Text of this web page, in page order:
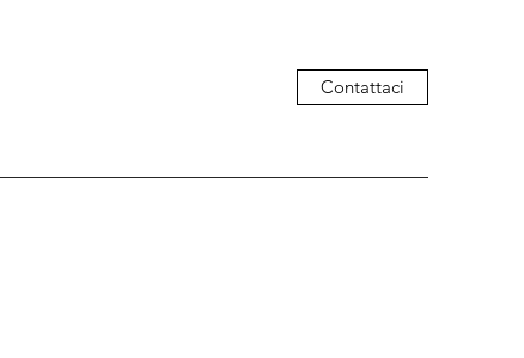
Contattaci